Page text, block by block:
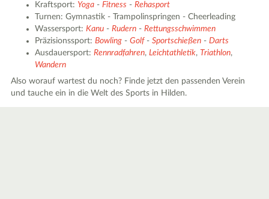
Kraftsport: Yoga -Fitness -Rehasport
Turnen: Gymnastik - Trampolinspringen - Cheerleading
Wassersport:Kanu -Rudern -Rettungsschwimmen
Präzisionssport:Bowling -Golf-Sportschießen -Darts
Ausdauersport:Rennradfahren,Leichtathletik, Triathlon,
Wandern
Also worauf wartest du noch? Finde jetzt den passenden Verein
und tauche ein in die Welt des Sports in Hilden.